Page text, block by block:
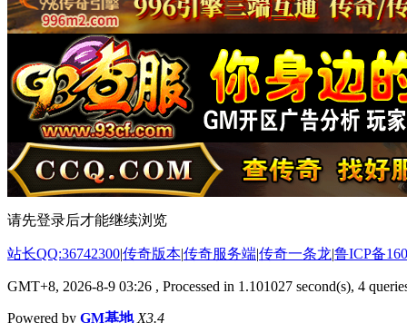
请先登录后才能继续浏览
站长QQ:36742300|传奇版本|传奇服务端|传奇一条龙|鲁ICP备
GMT+8, 2026-8-9 03:26 , Processed in 1.101027 second(s), 4
Powered by GM基地 X3.4